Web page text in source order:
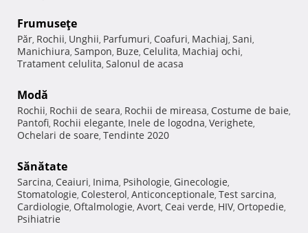
Frumuseţe
Păr, Rochii, Unghii, Parfumuri, Coafuri, Machiaj, Sani,
Manichiura, Sampon, Buze, Celulita, Machiaj ochi,
Tratament celulita, Salonul de acasa
Modă
Rochii, Rochii de seara, Rochii de mireasa, Costume de baie,
Pantofi, Rochii elegante, Inele de logodna, Verighete,
Ochelari de soare, Tendinte 2020
Sănătate
Sarcina, Ceaiuri, Inima, Psihologie, Ginecologie,
Stomatologie, Colesterol, Anticonceptionale, Test sarcina,
Cardiologie, Oftalmologie, Avort, Ceai verde, HIV, Ortopedie,
Psihiatrie